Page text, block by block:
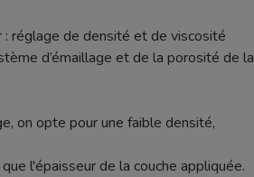
: réglage de densité et de viscosité
d’émaillage et de la porosité de la
on opte pour une faible densité,
l'épaisseur de la couche appliquée.